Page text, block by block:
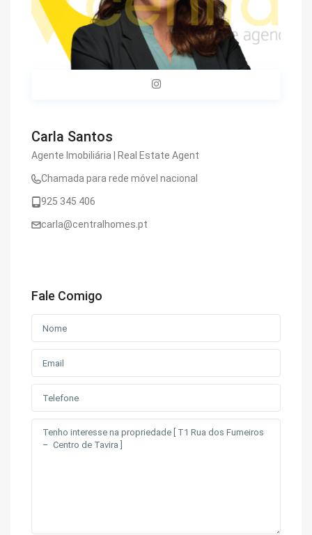
Carla Santos
Agente Imobiliária | Real Estate Agent
Chamada para rede móvel nacional
925 345 406
carla@centralhomes.pt
Fale Comigo